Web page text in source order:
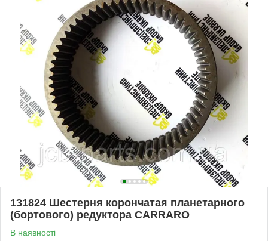
131824 Шестерня корончатая планетарного
(бортового) редуктора CARRARO
В наявності